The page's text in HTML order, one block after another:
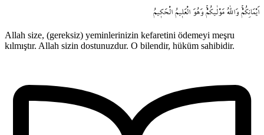
اَيْمَانِكُمْۚ وَاللّٰهُ مَوْلٰيكُمْۚ وَهُوَ الْعَل۪يمُ الْحَك۪يمُ
Allah size, (gereksiz) yeminlerinizin kefaretini ödemeyi meşru
kılmıştır. Allah sizin dostunuzdur. O bilendir, hüküm sahibidir.